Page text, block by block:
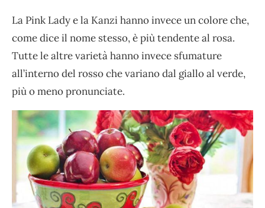
La Pink Lady e la Kanzi hanno invece un colore che,
come dice il nome stesso, è più tendente al rosa.
Tutte le altre varietà hanno invece sfumature
all’interno del rosso che variano dal giallo al verde,
più o meno pronunciate.